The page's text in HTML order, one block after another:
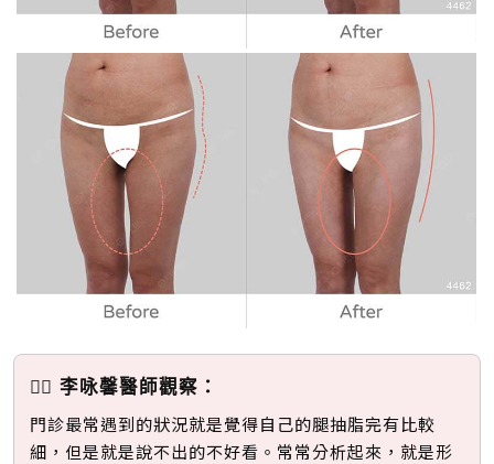
👩‍⚕️ 李咏馨醫師觀察：
門診最常遇到的狀況就是覺得自己的腿抽脂完有比較
細，但是就是說不出的不好看。常常分析起來，就是形